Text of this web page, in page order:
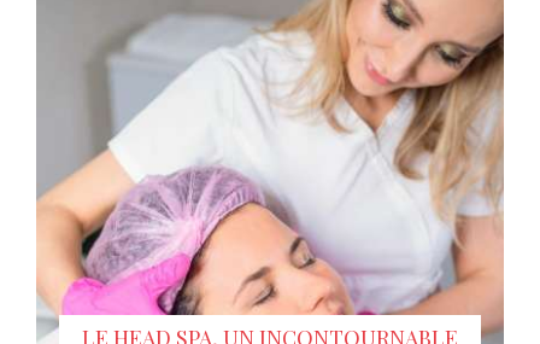
LE HEAD SPA, UN INCONTOURNABLE